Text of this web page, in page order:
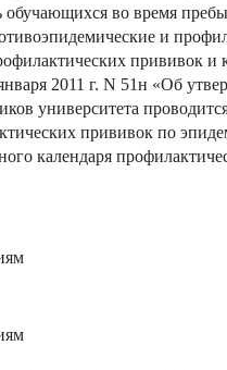
во время
и
прививок
2011 г. N 51н «Об
университета
прививок по
календаря